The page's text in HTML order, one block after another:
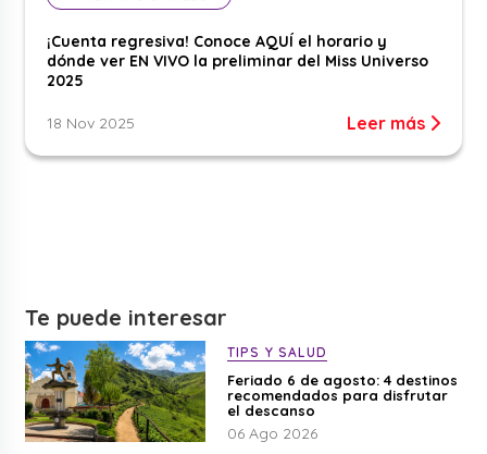
¡Cuenta regresiva! Conoce AQUÍ el horario y
dónde ver EN VIVO la preliminar del Miss Universo
2025
18 Nov 2025 Leer más
Te puede interesar
TIPS Y SALUD
Feriado 6 de agosto: 4 destinos
recomendados para disfrutar
el descanso
06 Ago 2026